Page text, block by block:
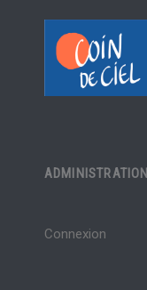
ADMINISTRATION
Connexion